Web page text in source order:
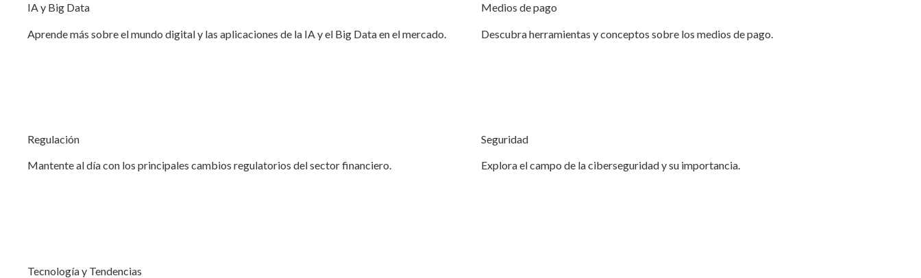
IA y Big Data
Aprende más sobre el mundo digital y las aplicaciones de la IA y el Big Data en el mercado.
Medios de pago
Descubra herramientas y conceptos sobre los medios de pago.
Regulación
Mantente al día con los principales cambios regulatorios del sector financiero.
Seguridad
Explora el campo de la ciberseguridad y su importancia.
Tecnología y Tendencias